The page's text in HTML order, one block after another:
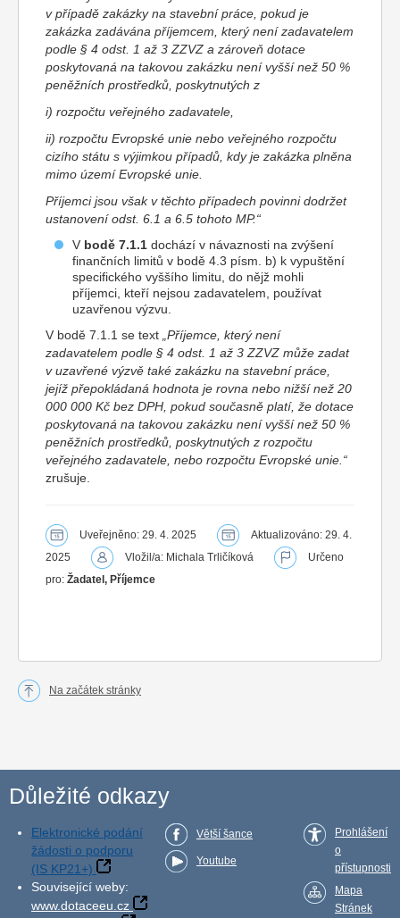
v případě zakázky na stavební práce, pokud je
zakázka zadávána příjemcem, který není zadavatelem
podle § 4 odst. 1 až 3 ZZVZ a zároveň dotace
poskytovaná na takovou zakázku není vyšší než 50 %
peněžních prostředků, poskytnutých z
i) rozpočtu veřejného zadavatele,
ii) rozpočtu Evropské unie nebo veřejného rozpočtu
cizího státu s výjimkou případů, kdy je zakázka plněna
mimo území Evropské unie.
Příjemci jsou však v těchto případech povinni dodržet
ustanovení odst. 6.1 a 6.5 tohoto MP.“
V bodě 7.1.1 dochází v návaznosti na zvýšení
finančních limitů v bodě 4.3 písm. b) k vypuštění
specifického vyššího limitu, do nějž mohli
příjemci, kteří nejsou zadavatelem, používat
uzavřenou výzvu.
V bodě 7.1.1 se text „Příjemce, který není
zadavatelem podle § 4 odst. 1 až 3 ZZVZ může zadat
v uzavřené výzvě také zakázku na stavební práce,
jejíž přepokládaná hodnota je rovna nebo nižší než 20
000 000 Kč bez DPH, pokud současně platí, že dotace
poskytovaná na takovou zakázku není vyšší než 50 %
peněžních prostředků, poskytnutých z rozpočtu
veřejného zadavatele, nebo rozpočtu Evropské unie.“
zrušuje.
Uveřejněno: 29. 4. 2025
Aktualizováno: 29. 4.
2025
Vložil/a: Michala Trličíková
Určeno
pro: Žadatel, Příjemce
Na začátek stránky
Důležité odkazy
Elektronické podání
žádosti o podporu
(IS KP21+)
Související weby:
www.dotaceeu.cz
Větší šance
Youtube
Prohlášení
o
přístupnosti
Mapa
Stránek